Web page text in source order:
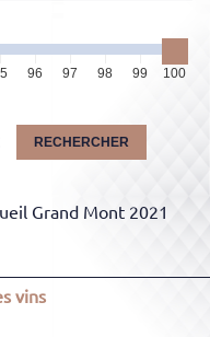
96 97 98 99 100
RECHERCHER
Grand Mont 2021
vins